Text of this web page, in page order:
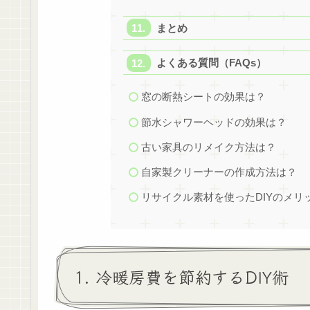
まとめ
よくある質問（FAQs）
窓の断熱シートの効果は？
節水シャワーヘッドの効果は？
古い家具のリメイク方法は？
自家製クリーナーの作成方法は？
リサイクル素材を使ったDIYのメリ
1. 冷暖房費を節約するDIY術